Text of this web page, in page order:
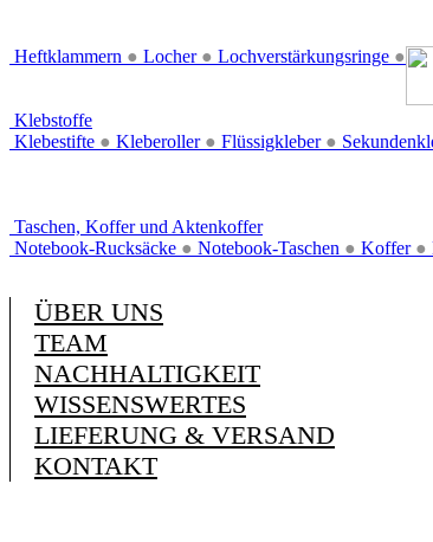
Heftklammern ● Locher ● Lochverstärkungsringe ●
Klebstoffe
Klebestifte ● Kleberoller ● Flüssigkleber ●
Taschen, Koffer und Aktenkoffer
Notebook-Rucksäcke ● Notebook-Taschen ● Koffer ●
ÜBER UNS
TEAM
NACHHALTIGKEIT
WISSENSWERTES
LIEFERUNG & VERSAND
KONTAKT